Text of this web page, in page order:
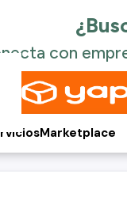
Marketplace